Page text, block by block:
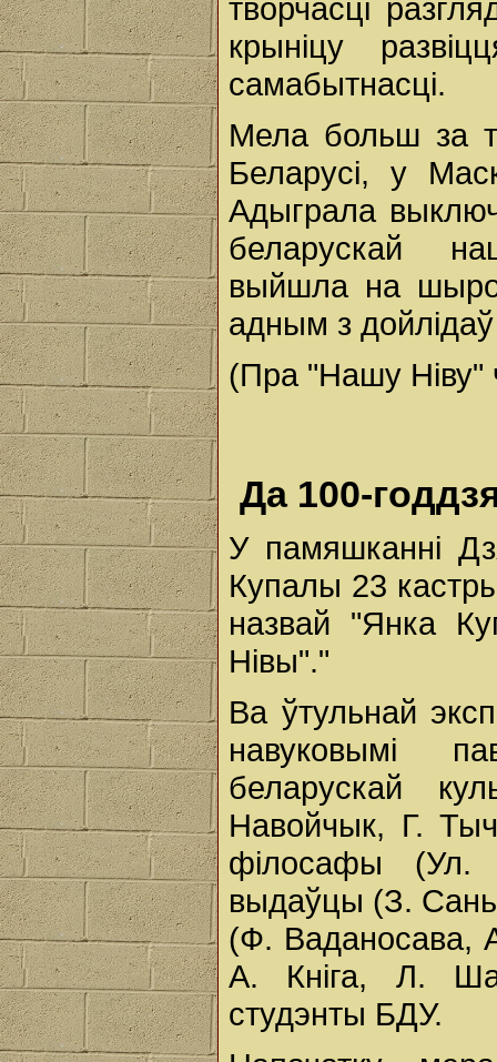
творчасці
крыніцу
самабытнасці.
Мела больш за
Беларусі, у
Адыграла
беларускай
выйшла на
адным з
(Пра "Нашу Ніву"
Да 100-
У памяшканні
Купалы 23
назвай "Янка
Нівы"."
Ва ўтульнай
навуковымі
беларускай
Навойчык, Г.
філосафы (Ул.
выдаўцы (З.
(Ф. Ваданосава,
А. Кніга, Л.
студэнты БДУ.